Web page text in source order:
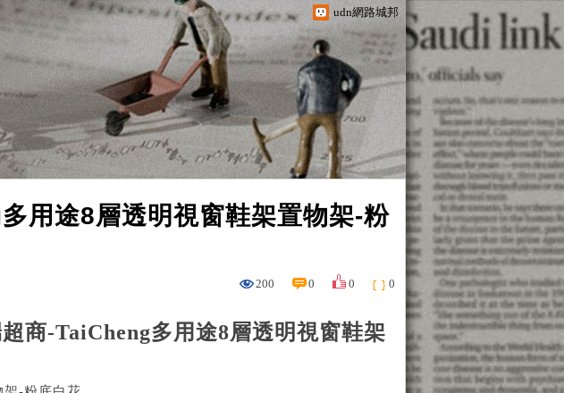
udn網路城邦
用途8層透明視窗鞋架置物架-粉
200 0 0 0
商-TaiCheng多用途8層透明視窗鞋架